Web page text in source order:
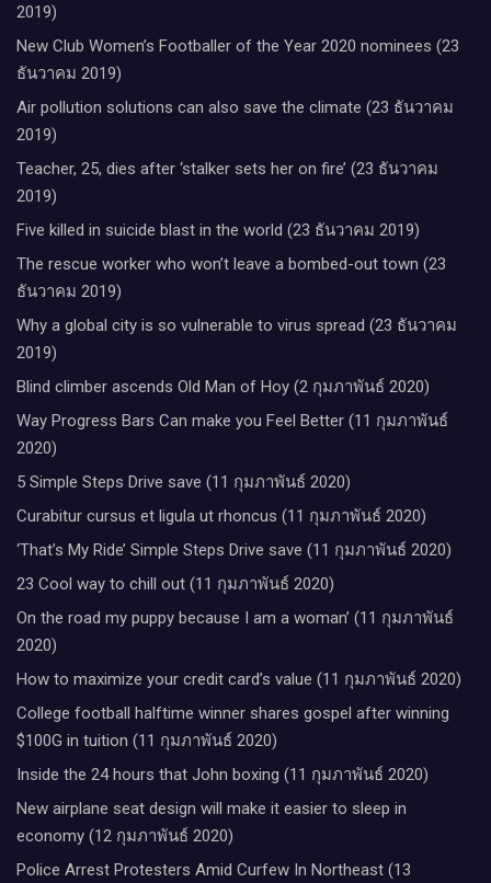
2019)
New Club Women’s Footballer of the Year 2020 nominees (23
ธันวาคม 2019)
Air pollution solutions can also save the climate (23 ธันวาคม
2019)
Teacher, 25, dies after ‘stalker sets her on fire’ (23 ธันวาคม
2019)
Five killed in suicide blast in the world (23 ธันวาคม 2019)
The rescue worker who won’t leave a bombed-out town (23
ธันวาคม 2019)
Why a global city is so vulnerable to virus spread (23 ธันวาคม
2019)
Blind climber ascends Old Man of Hoy (2 กุมภาพันธ์ 2020)
Way Progress Bars Can make you Feel Better (11 กุมภาพันธ์
2020)
5 Simple Steps Drive save (11 กุมภาพันธ์ 2020)
Curabitur cursus et ligula ut rhoncus (11 กุมภาพันธ์ 2020)
‘That’s My Ride’ Simple Steps Drive save (11 กุมภาพันธ์ 2020)
23 Cool way to chill out (11 กุมภาพันธ์ 2020)
On the road my puppy because I am a woman’ (11 กุมภาพันธ์
2020)
How to maximize your credit card’s value (11 กุมภาพันธ์ 2020)
College football halftime winner shares gospel after winning
$100G in tuition (11 กุมภาพันธ์ 2020)
Inside the 24 hours that John boxing (11 กุมภาพันธ์ 2020)
New airplane seat design will make it easier to sleep in
economy (12 กุมภาพันธ์ 2020)
Police Arrest Protesters Amid Curfew In Northeast (13